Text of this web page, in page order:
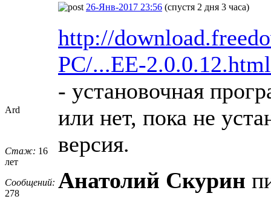
Ard
Стаж: 16
лет
Сообщений:
278
26-Янв-2017 23:56 (спустя 2 дня 3 часа)
http://
PC/...EE-2.0.0.12.html
- установочная
или нет, пока не
версия.
Анатолий Скурин